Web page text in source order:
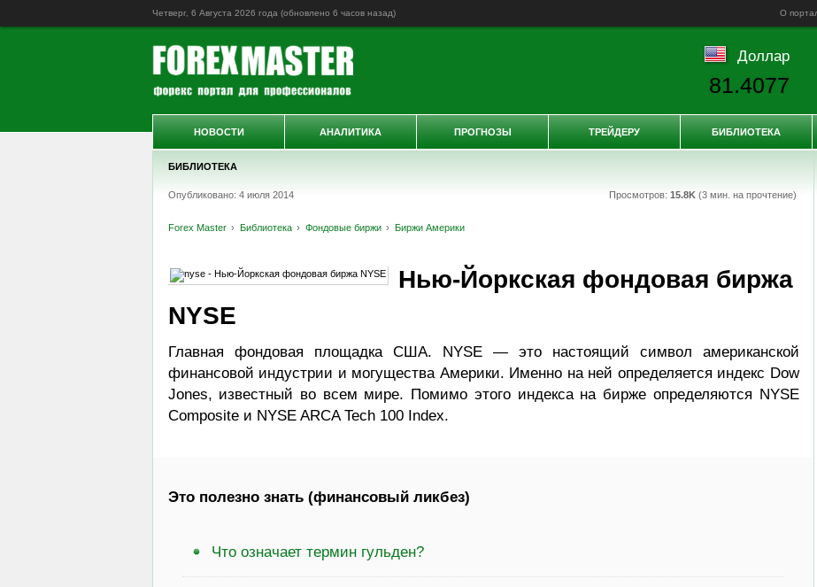
Четверг, 6 Августа 2026 года (обновлено 6 часов назад) О
БИБЛИОТЕКА
Опубликовано: 4 июля 2014 Просмотров: 15.8K(3 мин. на прочтение)
Forex Master Библиотека Фондовые биржи Биржи Америки
Нью-Йоркская фондовая биржа
NYSE
Главная фондовая площадка США. NYSE — это настоящий символ американской
финансовой индустрии и могущества Америки. Именно на ней определяется индекс Dow
Jones, известный во всем мире. Помимо этого индекса на бирже определяются NYSE
Composite и NYSE ARCA Tech 100 Index.
Это полезно знать (финансовый ликбез)
Что означает термин гульден?
Доллар
81.4077
НОВОСТИ АНАЛИТИКА ПРОГНОЗЫ ТРЕЙДЕРУ БИБЛИОТЕКА